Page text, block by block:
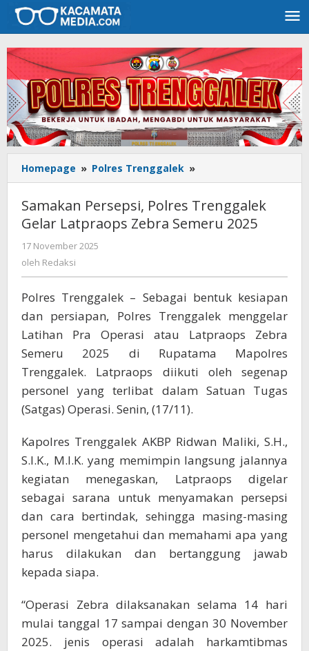
Lewati
konten
Homepage » Polres Trenggalek »
Persepsi,
Trenggalek
Gelar
Samakan Persepsi, Polres Trenggalek
Gelar Latpraops Zebra Semeru 2025
17 November 2025
oleh Redaksi
Polres Trenggalek – Sebagai bentuk kesiapan
dan persiapan, Polres Trenggalek menggelar
Latihan Pra Operasi atau Latpraops Zebra
Semeru 2025 di Rupatama Mapolres
Trenggalek. Latpraops diikuti oleh segenap
personel yang terlibat dalam Satuan Tugas
(Satgas) Operasi. Senin, (17/11).
Kapolres Trenggalek AKBP Ridwan Maliki, S.H.,
S.I.K., M.I.K. yang memimpin langsung jalannya
kegiatan menegaskan, Latpraops digelar
sebagai sarana untuk menyamakan persepsi
dan cara bertindak, sehingga masing-masing
personel mengetahui dan memahami apa yang
harus dilakukan dan bertanggung jawab
kepada siapa.
“Operasi Zebra dilaksanakan selama 14 hari
mulai tanggal 17 sampai dengan 30 November
2025. jenis operasi adalah harkamtibmas